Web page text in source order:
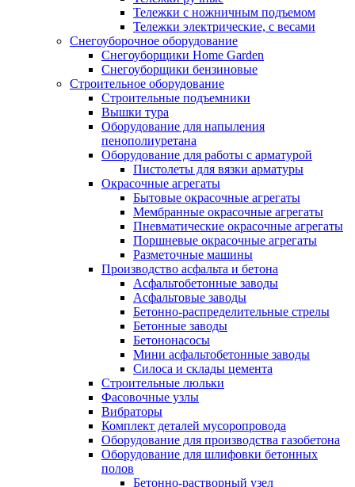
Тележки с ножничным подъемом
Тележки электрические, с весами
Снегоуборочное оборудование
Снегоуборщики Home Garden
Снегоуборщики бензиновые
Строительное оборудование
Cтроительные подъемники
Вышки тура
Оборудование для напыления
пенополиуретана
Оборудование для работы с арматурой
Пистолеты для вязки арматуры
Окрасочные агрегаты
Бытовые окрасочные агрегаты
Мембранные окрасочные агрегаты
Пневматические окрасочные агрегаты
Поршневые окрасочные агрегаты
Разметочные машины
Производство асфальта и бетона
Асфальтобетонные заводы
Асфальтовые заводы
Бетонно-распределительные стрелы
Бетонные заводы
Бетононасосы
Мини асфальтобетонные заводы
Силоса и склады цемента
Строительные люльки
Фасовочные узлы
Вибраторы
Комплект деталей мусоропровода
Оборудование для производства газобетона
Оборудование для шлифовки бетонных
полов
Бетонно-растворный узел